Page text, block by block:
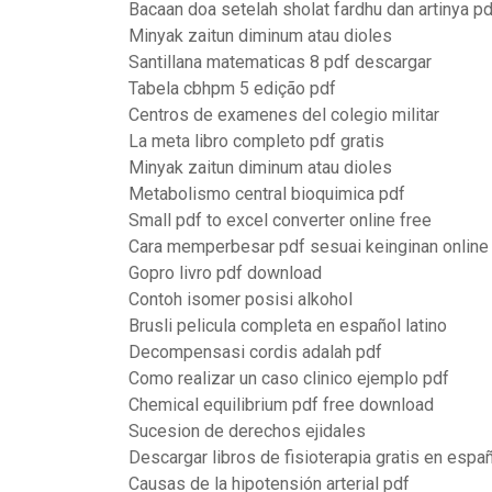
Bacaan doa setelah sholat fardhu dan artinya
Minyak zaitun diminum atau dioles
Santillana matematicas 8 pdf descargar
Tabela cbhpm 5 edição pdf
Centros de examenes del colegio militar
La meta libro completo pdf gratis
Minyak zaitun diminum atau dioles
Metabolismo central bioquimica pdf
Small pdf to excel converter online free
Cara memperbesar pdf sesuai keinginan online
Gopro livro pdf download
Contoh isomer posisi alkohol
Brusli pelicula completa en español latino
Decompensasi cordis adalah pdf
Como realizar un caso clinico ejemplo pdf
Chemical equilibrium pdf free download
Sucesion de derechos ejidales
Descargar libros de fisioterapia gratis en
Causas de la hipotensión arterial pdf